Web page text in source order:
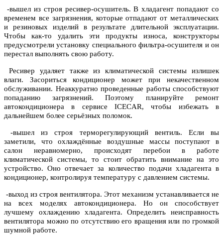
-вышел из строя ресивер-осушитель. В хладагент попадают со
временем все загрязнения, которые отпадают от металлических
и резиновых изделий в результате длительной эксплуатации.
Чтобы как-то удалить эти продукты износа, конструкторы
предусмотрели установку специального фильтра-осушителя и он
перестал выполнять свою работу.
Ресивер удаляет также из климатической системы излишек
влаги. Засориться кондиционер может при некачественном
обслуживании. Неаккуратно проведенные работы способствуют
попаданию загрязнений. Поэтому планируйте ремонт
автокондиционера в сервисе ICECAR, чтобы избежать в
дальнейшем более серьёзных поломок.
-вышел из строя терморегулирующий вентиль. Если вы
заметили, что охлаждённые воздушные массы поступают в
салон неравномерно, происходят перебои в работе
климатической системы, то стоит обратить внимание на это
устройство. Оно отвечает за количество подачи хладагента в
кондиционер, контролируя температуру с давлением системы.
-выход из строя вентилятора. Этот механизм устанавливается не
на всех моделях автокондиционера. Но он способствует
лучшему охлаждению хладагента. Определить неисправность
вентилятора можно по отсутствию его вращения или по громкой
шумной работе.